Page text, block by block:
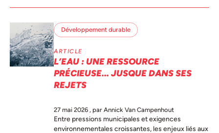
Développement durable
ARTICLE
L’EAU : UNE RESSOURCE
PRÉCIEUSE... JUSQUE DANS SES
REJETS
27 mai 2026 , par Annick Van Campenhout
Entre pressions municipales et exigences
environnementales croissantes, les enjeux liés aux